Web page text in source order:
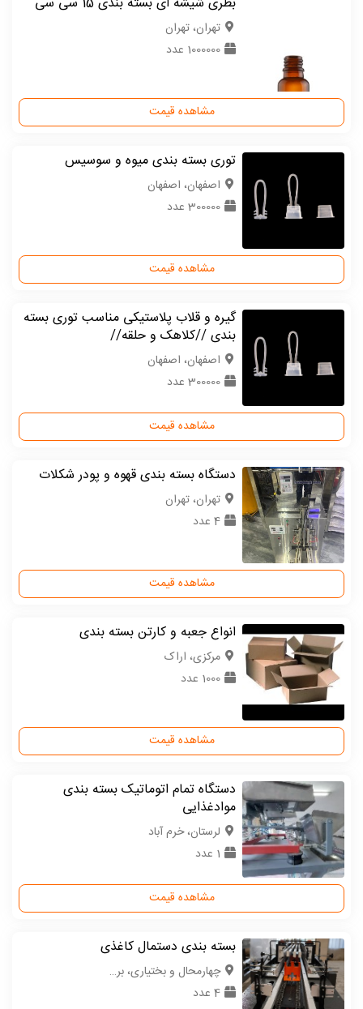
تهران، تهران
1000000 عدد
مشاهده قیمت
توری بسته بندی میوه و سوسیس
اصفهان، اصفهان
300000 عدد
مشاهده قیمت
گیره و قلاب پلاستیکی مناسب توری بسته
بندی //کلاهک و حلقه//
اصفهان، اصفهان
300000 عدد
مشاهده قیمت
دستگاه بسته بندی قهوه و پودر شکلات
تهران، تهران
4 عدد
مشاهده قیمت
انواع جعبه و کارتن بسته بندی
مركزی، اراک
1000 عدد
مشاهده قیمت
دستگاه تمام اتوماتیک بسته بندی
موادغذایی
لرستان، خرم آباد
1 عدد
مشاهده قیمت
بسته بندی دستمال کاغذی
چهارمحال و بختیاری، بروجن
4 عدد